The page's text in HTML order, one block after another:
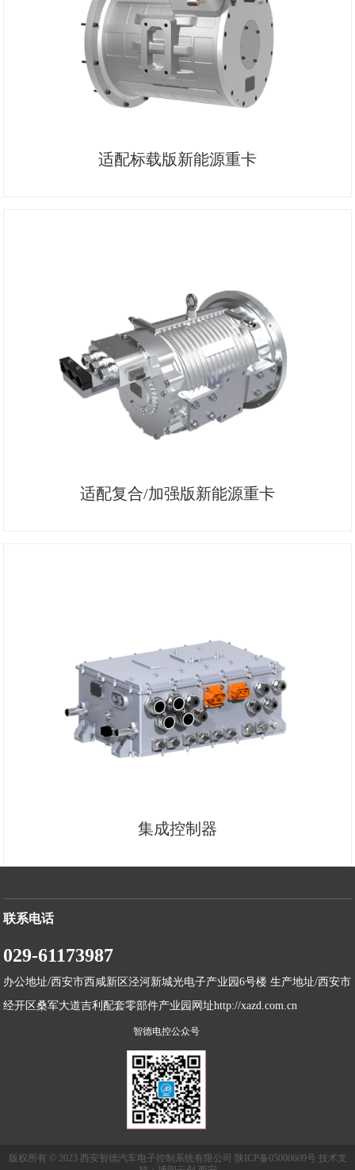
适配标载版新能源重卡
适配复合/加强版新能源重卡
集成控制器
联系电话
029-61173987
办公地址/西安市西咸新区泾河新城光电子产业园6号楼 生产地址/西安市
经开区桑军大道吉利配套零部件产业园网址http://xazd.com.cn
智德电控公众号
版权所有 © 2023 西安智德汽车电子控制系统有限公司 陕ICP备05000609号 技术支